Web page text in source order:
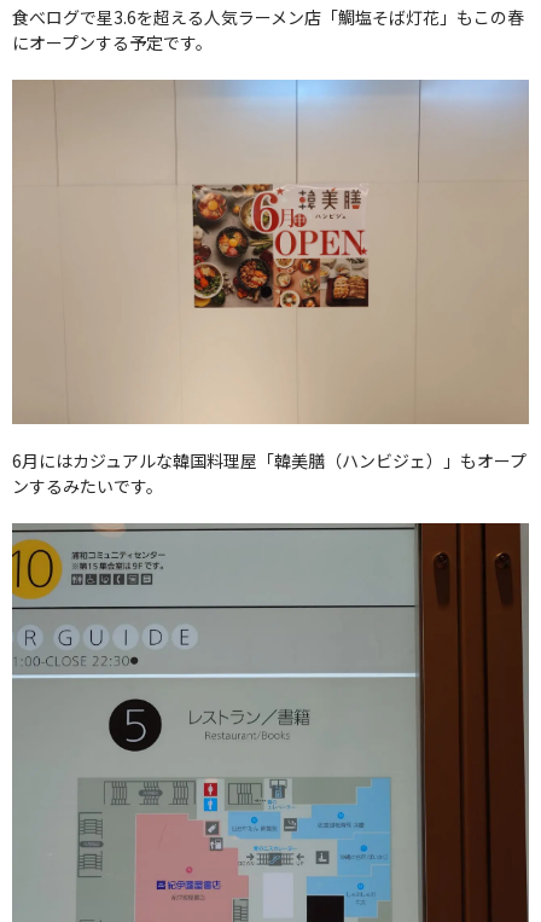
食べログで星3.6を超える人気ラーメン店「鯛塩そば灯花」もこの春
にオープンする予定です。
6月にはカジュアルな韓国料理屋「韓美膳（ハンビジェ）」もオープ
ンするみたいです。